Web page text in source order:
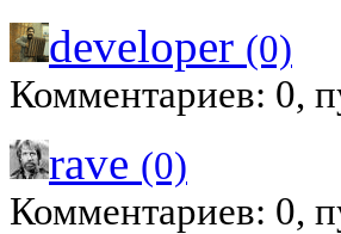
developer (0)
Комментариев: 0,
rave (0)
Комментариев: 0,